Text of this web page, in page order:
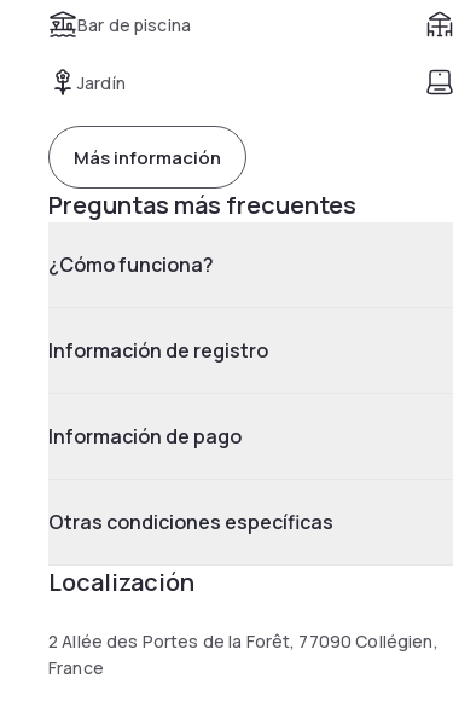
Bar de piscina
Jardín
Más información
Preguntas más frecuentes
¿Cómo funciona?
Información de registro
Información de pago
Otras condiciones específicas
Localización
2 Allée des Portes de la Forêt, 77090 Collégien,
France